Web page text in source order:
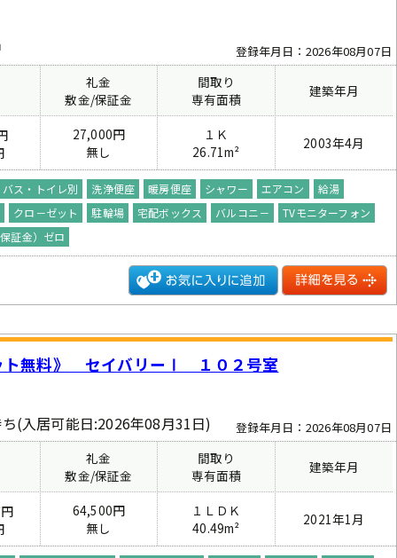
登録年月日：2026年08月07日
礼金
敷金/保証金
間取り
専有面積
建築年月
27,000円
無し
１Ｋ
26.71m²
2003年4月
バス・トイレ別 洗浄便座 暖房便座 シャワー エアコン
給湯
クロ－ゼット 駐輪場 宅配ボックス バルコニ－
TVモニターフォン
証金）ゼロ
ト無料》 セイバリーⅠ １０２号室
(入居可能日:2026年08月31日) 登録年月日：2026年08月07日
礼金
敷金/保証金
間取り
専有面積
建築年月
64,500円
無し
１ＬＤＫ
40.49m²
2021年1月